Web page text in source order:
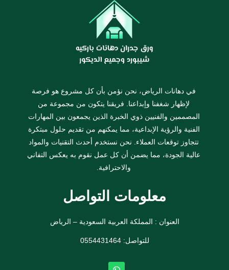
في دهانات الرياض، نحن نؤمن بأن كل مشروع هو فرصة
لإظهار شغفنا وإبداعنا. فريقنا يتكون من مجموعة من
المصممين والفنيين ذوي الخبرة الذين يجمعون بين المهارات
الفنية والرؤية الإبداعية، مما يمكنهم من تقديم حلول مبتكرة
تتجاوز توقعات العملاء. نحن نستخدم أحدث التقنيات والمواد
عالية الجودة، مما يضمن أن كل عمل نقوم به يعكس التفاني
والاحترافية.
معلومات التواصل
العنوان : المملكة العربية السعودية – الرياض
للتواصل: ⁦0554431464